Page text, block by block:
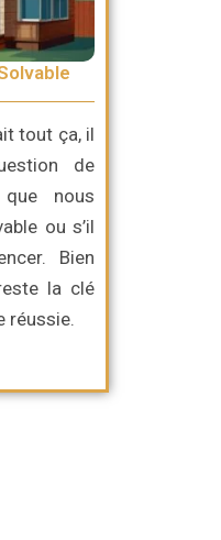
tout ça, il
de
nous
ou s’il
Bien
la clé
réussie.